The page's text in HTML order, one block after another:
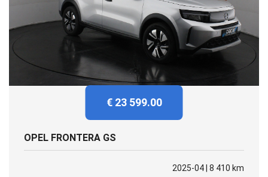
€ 23 599.00
OPEL FRONTERA GS
2025-04 | 8 410 km